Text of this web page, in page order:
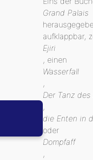
Grand Palais
aufklappbar,
Ejiri
, einen
Wasserfall
,
Der Tanz
,
die Enten in
oder
Dompfaff
,